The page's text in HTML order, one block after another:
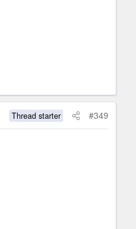
Thread starter #349